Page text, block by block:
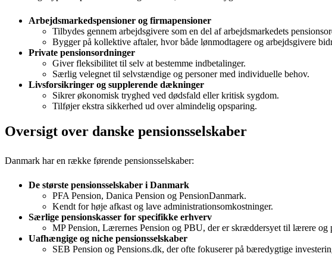
Arbejdsmarkedspensioner og firmapensioner
Tilbydes gennem arbejdsgivere som en del af arbejdsmarkedets
Bygger på kollektive aftaler, hvor både lønmodtagere og arbejdsgivere
Private pensionsordninger
Giver fleksibilitet til selv at bestemme indbetalinger.
Særlig velegnet til selvstændige og personer med individuelle behov.
Livsforsikringer og supplerende dækninger
Sikrer økonomisk tryghed ved dødsfald eller kritisk sygdom.
Tilføjer ekstra sikkerhed ud over almindelig opsparing.
Oversigt over danske pensionsselskaber
Danmark har en række førende pensionsselskaber:
De største pensionsselskaber i Danmark
PFA Pension, Danica Pension og PensionDanmark.
Kendt for høje afkast og lave administrationsomkostninger.
Særlige pensionskasser for specifikke erhverv
MP Pension, Lærernes Pension og PBU, der er skræddersyet til lærere og
Uafhængige og niche pensionsselskaber
SEB Pension og Pensions.dk, der ofte fokuserer på bæredygtige